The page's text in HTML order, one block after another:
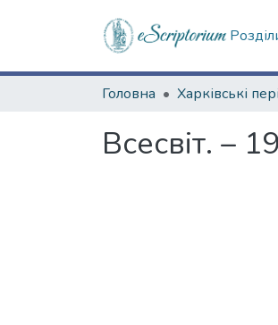
Головна
Всесвіт. –